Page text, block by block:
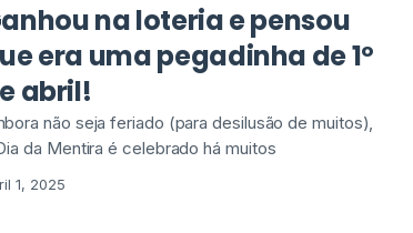
na loteria e pensou
era uma pegadinha de 1º
abril!
não seja feriado (para desilusão de muitos),
da Mentira é celebrado há muitos
1, 2025